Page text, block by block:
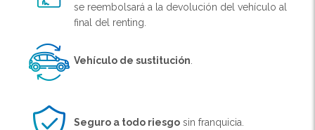
se reembolsará a la devolución del vehículo al
final del renting.
Vehículo de sustitución
Seguro a todo riesgo sin franquicia.